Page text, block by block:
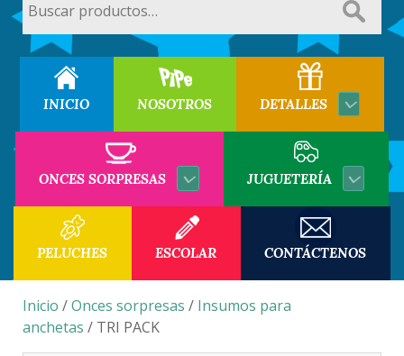
por:
INICIO NOSOTROS DETALLES
ONCES SORPRESAS JUGUETERÍA
PELUCHES ESCOLAR CONTÁCTENOS
Inicio /Onces sorpresas / Insumos para
anchetas / TRI PACK